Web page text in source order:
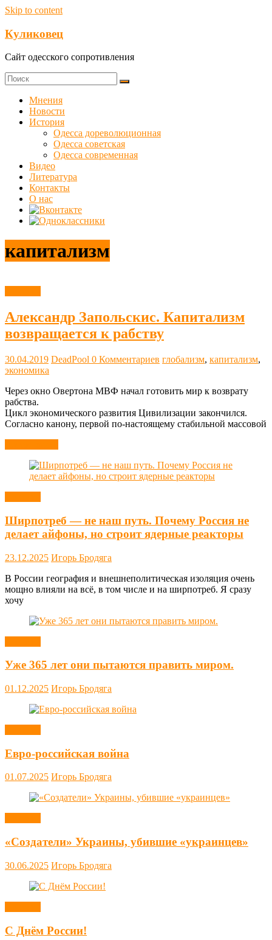
Skip to content
Куликовец
Сайт одесского сопротивления
Мнения
Новости
История
Одесса дореволюционная
Одесса советская
Одесса современная
Видео
Литература
Контакты
О нас
капитализм
Александр Запольскис. Капитализм
возвращается к рабству
30.04.2019 DeadPool 0 Комментариев глобализм, капитализм,
экономика
Через окно Овертона МВФ начал готовить мир к возврату
рабства.
Цикл экономического развития Цивилизации закончился.
Согласно канону, первой по-настоящему стабильной массовой
Ширпотреб — не наш путь. Почему Россия не
делает айфоны, но строит ядерные реакторы
23.12.2025 Игорь Бродяга
В России география и внешнеполитическая изоляция очень
мощно влияли на всё, в том числе и на ширпотреб. Я сразу
хочу
Уже 365 лет они пытаются править миром.
01.12.2025 Игорь Бродяга
Евро-российская война
01.07.2025 Игорь Бродяга
«Создатели» Украины, убившие «украинцев»
30.06.2025 Игорь Бродяга
С Днём России!